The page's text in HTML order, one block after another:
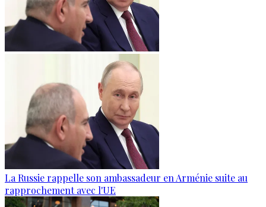
La Russie rappelle son ambassadeur en Arménie suite au
rapprochement avec l'UE